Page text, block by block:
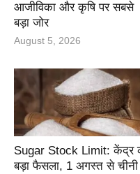
आजीविका और कृषि पर सबसे
बड़ा जोर
August 5, 2026
Sugar Stock Limit: केंद्र
बड़ा फैसला, 1 अगस्त से चीनी